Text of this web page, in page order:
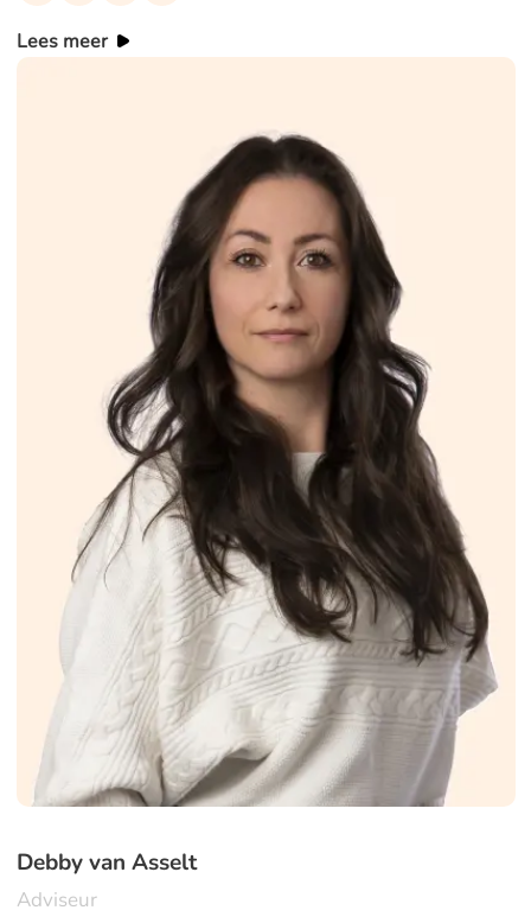
Lees meer
Debby van Asselt
Adviseur